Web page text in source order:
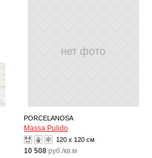
нет фото
PORCELANOSA
Massa Pulido
120 x 120 см
10 508 руб./кв.м